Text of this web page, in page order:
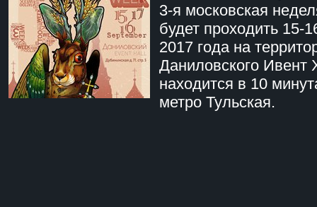
3-я московская
будет проходить 15-
2017 года на
Даниловского Ивент
находится в 10
метро Тульская.